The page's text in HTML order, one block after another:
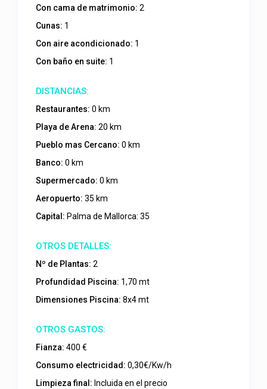
Con cama de matrimonio: 2
Cunas: 1
Con aire acondicionado: 1
Con baño en suite: 1
Restaurantes: 0 km
Playa de Arena: 20 km
Pueblo mas Cercano: 0 km
Banco: 0 km
Supermercado: 0 km
Aeropuerto: 35 km
Capital: Palma de Mallorca: 35
Nº de Plantas: 2
Profundidad Piscina: 1,70 mt
Dimensiones Piscina: 8x4 mt
Fianza: 400 €
Consumo electricidad: 0,30€/Kw/h
Limpieza final: Incluida en el precio